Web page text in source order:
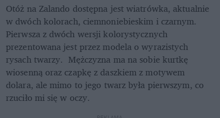
Otóż na Zalando dostępna jest wiatrówka, aktualnie
w dwóch kolorach, ciemnoniebieskim i czarnym.
Pierwsza z dwóch wersji kolorystycznych
prezentowana jest przez modela o wyrazistych
rysach twarzy.  Mężczyzna ma na sobie kurtkę
wiosenną oraz czapkę z daszkiem z motywem
dolara, ale mimo to jego twarz była pierwszym, co
rzuciło mi się w oczy.